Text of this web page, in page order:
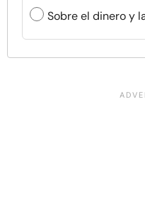
Sobre el dinero y